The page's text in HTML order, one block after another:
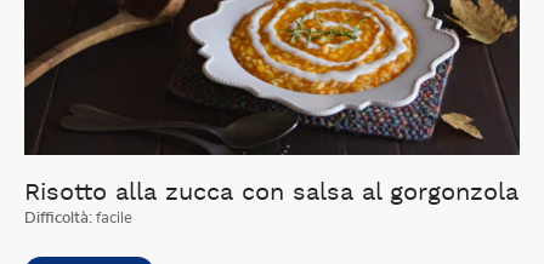
Risotto alla zucca con salsa al gorgonzola
Difficoltà: facile